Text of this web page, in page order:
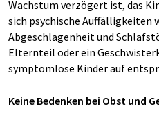
Wachstum verzögert ist, das
sich psychische Auffälligkeiten
Abgeschlagenheit und
Elternteil oder ein
symptomlose Kinder auf
Keine Bedenken bei Obst und